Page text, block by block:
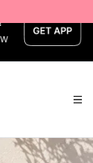
تاجر — Home page default h1 desc